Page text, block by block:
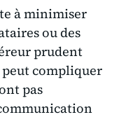
à minimiser
ou des
prudent
peut compliquer
pas